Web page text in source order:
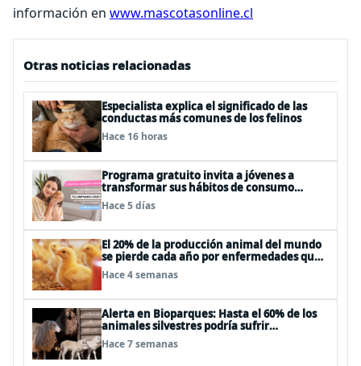
información en www.mascotasonline.cl
Otras noticias relacionadas
Especialista explica el significado de las
conductas más comunes de los felinos
Hace 16 horas
Programa gratuito invita a jóvenes a
transformar sus hábitos de consumo
cosmético, alimenticio y de moda
Hace 5 días
El 20% de la producción animal del mundo
se pierde cada año por enfermedades que
se pueden evitar
Hace 4 semanas
Alerta en Bioparques: Hasta el 60% de los
animales silvestres podría sufrir
desnutrición por dietas mal formuladas
Hace 7 semanas